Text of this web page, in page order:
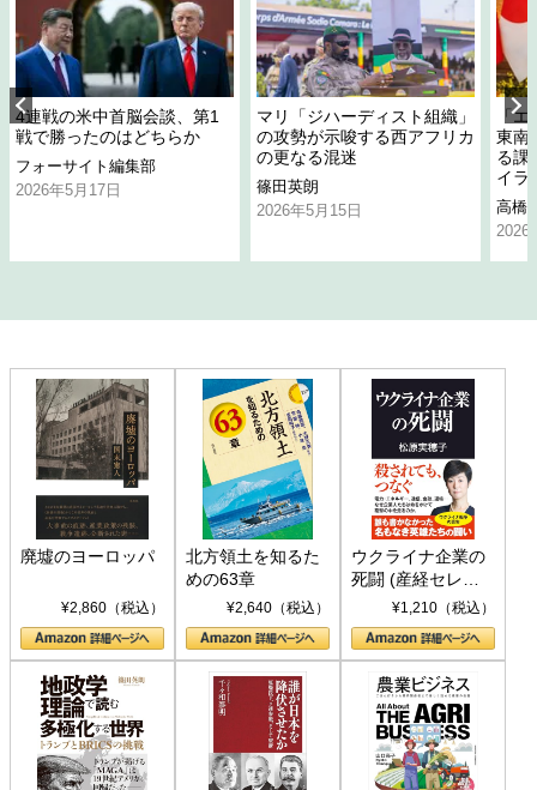
4連戦の米中首脳会談、第1
戦で勝ったのはどちらか
フォーサイト編集部
2026年5月17日
マリ「ジハーディスト組織」
の攻勢が示唆する西アフリカ
の更なる混迷
篠田英朗
2026年5月15日
「
東南
る課
イラ
高橋
2026
廃墟のヨーロッパ
¥2,860（税込）
北方領土を知るた
めの63章
¥2,640（税込）
ウクライナ企業の
死闘 (産経セレク
ト S 039)¥1,210（税込）